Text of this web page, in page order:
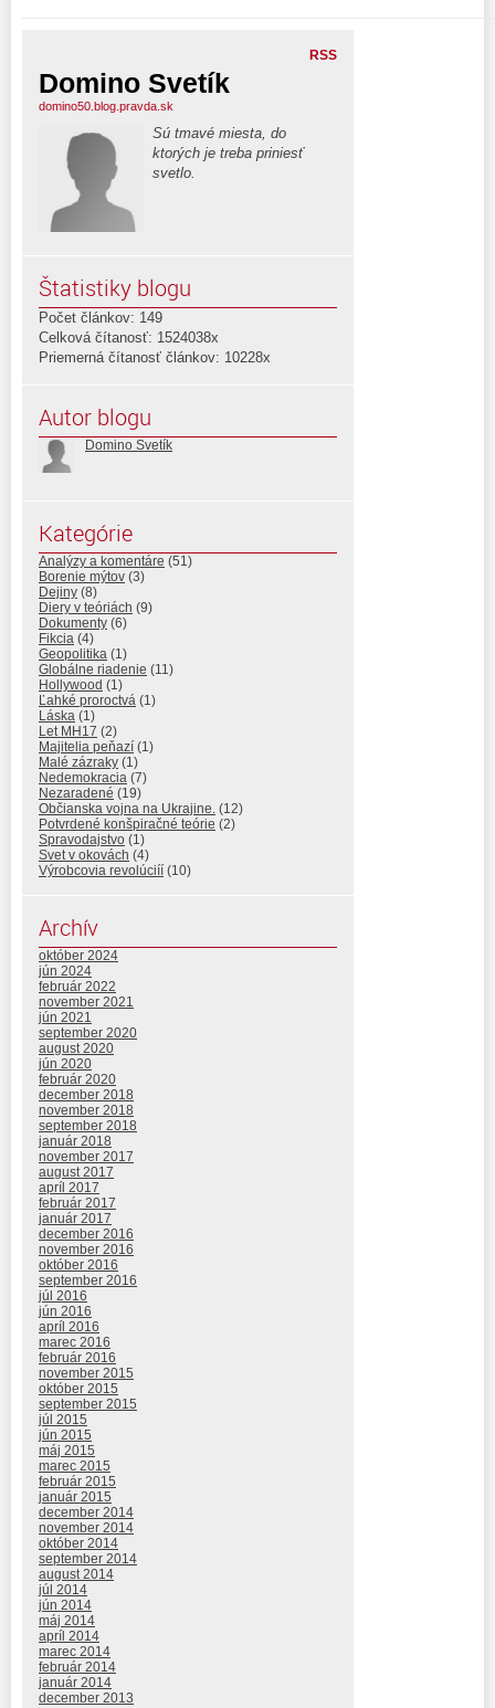
RSS
Domino Svetík
domino50.blog.pravda.sk
Sú tmavé miesta, do
ktorých je treba priniesť
svetlo.
Štatistiky blogu
Počet článkov: 149
Celková čítanosť: 1524038x
Priemerná čítanosť článkov: 10228x
Autor blogu
Domino Svetík
Kategórie
Analýzy a komentáre (51)
Borenie mýtov (3)
Dejiny (8)
Diery v teóriách (9)
Dokumenty (6)
Fikcia (4)
Geopolitika (1)
Globálne riadenie (11)
Hollywood (1)
Ľahké proroctvá (1)
Láska (1)
Let MH17 (2)
Majitelia peňazí (1)
Malé zázraky (1)
Nedemokracia (7)
Nezaradené (19)
Občianska vojna na Ukrajine. (12)
Potvrdené konšpiračné teórie (2)
Spravodajstvo (1)
Svet v okovách (4)
Výrobcovia revolúciíí (10)
Archív
október 2024
jún 2024
február 2022
november 2021
jún 2021
september 2020
august 2020
jún 2020
február 2020
december 2018
november 2018
september 2018
január 2018
november 2017
august 2017
apríl 2017
február 2017
január 2017
december 2016
november 2016
október 2016
september 2016
júl 2016
jún 2016
apríl 2016
marec 2016
február 2016
november 2015
október 2015
september 2015
júl 2015
jún 2015
máj 2015
marec 2015
február 2015
január 2015
december 2014
november 2014
október 2014
september 2014
august 2014
júl 2014
jún 2014
máj 2014
apríl 2014
marec 2014
február 2014
január 2014
december 2013